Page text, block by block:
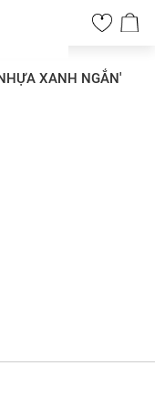
0
XANH NGẮN'